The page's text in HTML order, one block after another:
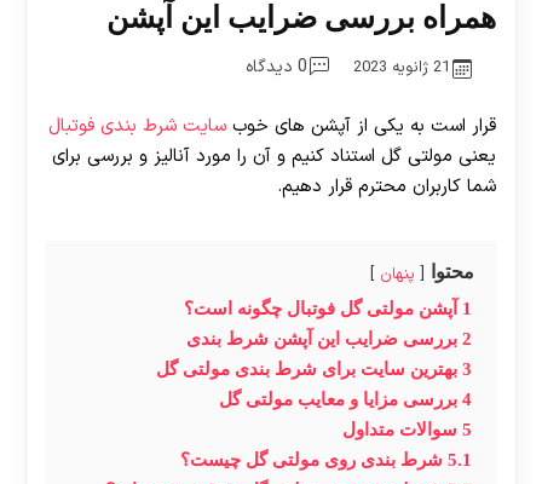
همراه بررسی ضرایب این آپشن
21 ژانویه 2023 0 دیدگاه
قرار است به یکی از آپشن های خوب سایت شرط بندی فوتبال
یعنی مولتی گل استناد کنیم و آن را مورد آنالیز و بررسی برای
شما کاربران محترم قرار دهیم.
محتوا پنهان
1 آپشن مولتی گل فوتبال چگونه است؟
2 بررسی ضرایب این آپشن شرط بندی
3 بهترین سایت برای شرط بندی مولتی گل
4 بررسی مزایا و معایب مولتی گل
5 سوالات متداول
5.1 شرط بندی روی مولتی گل چیست؟